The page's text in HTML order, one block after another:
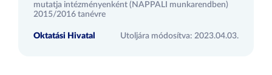
mutatja intézményenként (NAPPALI munkarendben)
2015/2016 tanévre
Oktatási Hivatal Utoljára módosítva: 2023.04.03.